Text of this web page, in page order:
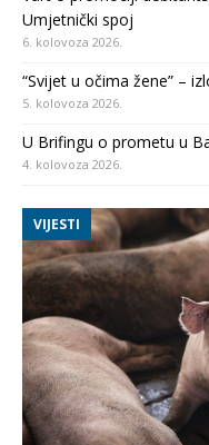
Umjetnički spoj
6. kolovoza 2026.
“Svijet u očima žene” –
5. kolovoza 2026.
U Brifingu o prometu u
4. kolovoza 2026.
VIJESTI